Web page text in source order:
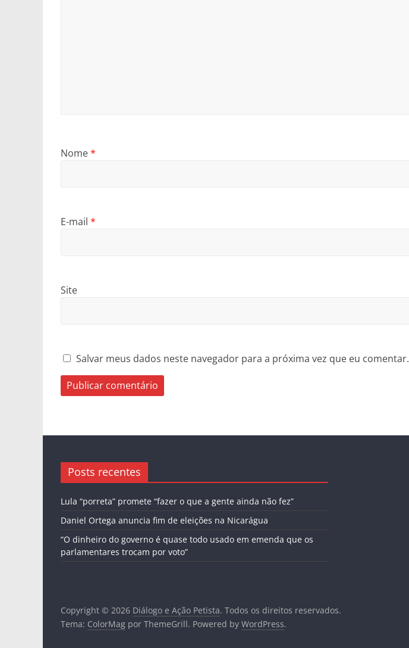
Nome*
E-mail *
Site
Salvar meus dados neste navegador para a próxima vez que eu comentar.
Posts recentes
Lula “porreta” promete “fazer o que a gente ainda não fez”
Daniel Ortega anuncia fim de eleições na Nicarágua
“O dinheiro do governo é quase todo usado em emenda que os
parlamentares trocam por voto”
Copyright © 2026 Diálogo e Ação Petista. Todos os direitos reservados.
Tema: ColorMag por ThemeGrill. Powered by WordPress.